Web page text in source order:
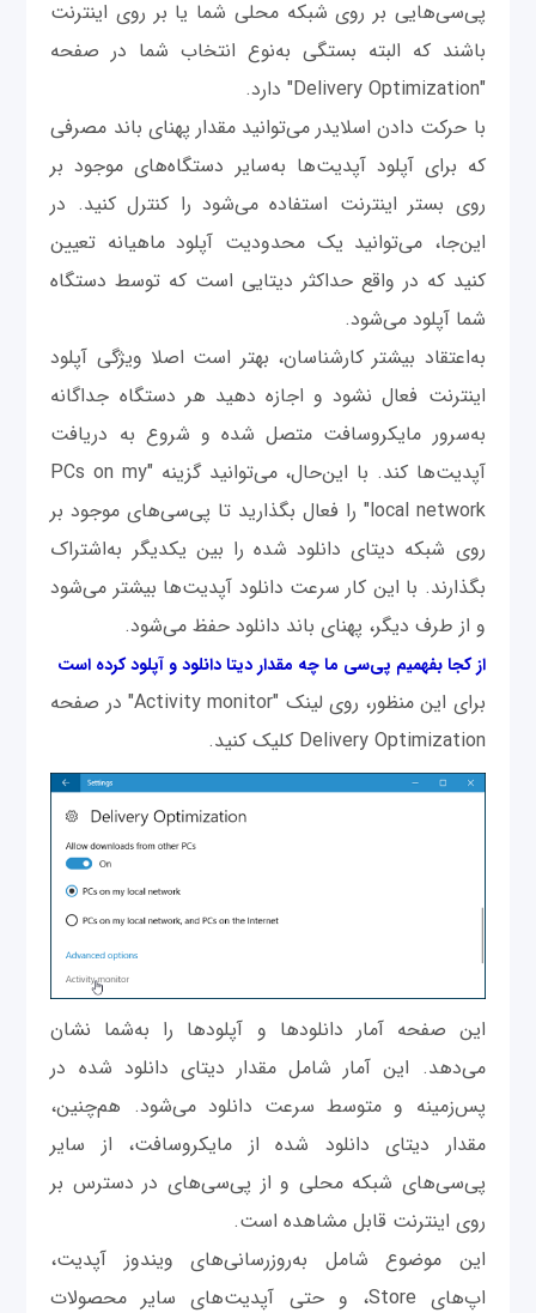
پی‌سی‌هایی بر روی شبکه محلی شما یا بر روی اینترنت
باشند که البته بستگی به‌نوع انتخاب شما در صفحه
"Delivery Optimization" دارد.
با حرکت دادن اسلایدر می‌توانید مقدار پهنای باند مصرفی
که برای آپلود آپدیت‌ها به‌سایر دستگاه‌های موجود بر
روی بستر اینترنت استفاده می‌شود را کنترل کنید. در
این‌جا، می‌توانید یک محدودیت آپلود ماهیانه تعیین
کنید که در واقع حداکثر دیتایی است که توسط دستگاه
شما آپلود می‌شود.
به‌اعتقاد بیشتر کارشناسان، بهتر است اصلا ویژگی آپلود
اینترنت فعال نشود و اجازه دهید هر دستگاه جداگانه
به‌سرور مایکروسافت متصل شده و شروع به دریافت
آپدیت‌ها کند. با این‌حال، می‌توانید گزینه "PCs on my
local network" را فعال بگذارید تا پی‌سی‌های موجود بر
روی شبکه دیتای دانلود شده را بین یکدیگر به‌اشتراک
بگذارند. با این کار سرعت دانلود آپدیت‌ها بیشتر می‌شود
و از طرف دیگر، پهنای باند دانلود حفظ می‌شود.
از کجا بفهمیم پی‌سی ما چه مقدار دیتا دانلود و آپلود کرده است
برای این منظور، روی لینک "Activity monitor" در صفحه
Delivery Optimization کلیک کنید.
این صفحه آمار دانلودها و آپلودها را به‌شما نشان
می‌دهد. این آمار شامل مقدار دیتای دانلود شده در
پس‌زمینه و متوسط سرعت دانلود می‌شود. هم‌چنین،
مقدار دیتای دانلود شده از مایکروسافت، از سایر
پی‌سی‌های شبکه محلی و از پی‌سی‌های در دسترس بر
روی اینترنت قابل مشاهده است.
این موضوع شامل به‌روزرسانی‌های ویندوز آپدیت،
اپ‌های Store، و حتی آپدیت‌های سایر محصولات